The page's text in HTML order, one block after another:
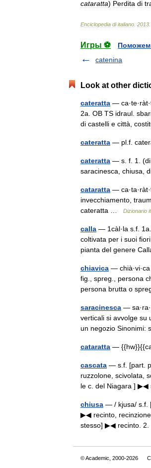
cataratta) Perdita di
Enciclopedia di italiano 2013
Игры ⚽
Поможем
catenina
Look at other
cateratta —
2a. OB TS idraul.
di castelli e città,
cateratta — pl.f.
cateratta — s. f. 1. (di
saracinesca, chiusa,
cataratta —
invecchiamento,
cateratta …
Dizionario
calla — 1càl·la s.f.
coltivata per i suoi
pianta del genere
chiavica —
fig., spreg., persona
persona brutta o
saracinesca —
verticali si avvolge su
un negozio
cataratta —
cascata — s.f. [part.
ruzzolone, scivolata,
le c. del Niagara ]
chiusa — / kjusa/ s.f.
▶◀ recinto,
stesso] ▶◀ recinto.
© Academic, 2000-2026